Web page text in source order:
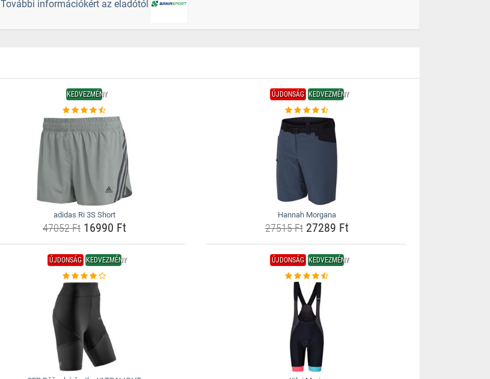
További információkért az eladótól
KEDVEZMÉNY
adidas Ri 3S Short
47052 Ft16990 Ft
ÚJDONSÁG KEDVEZMÉNY
Hannah Morgana
27515 Ft27289 Ft
ÚJDONSÁG KEDVEZMÉNY ÚJDONSÁG KEDVEZMÉNY